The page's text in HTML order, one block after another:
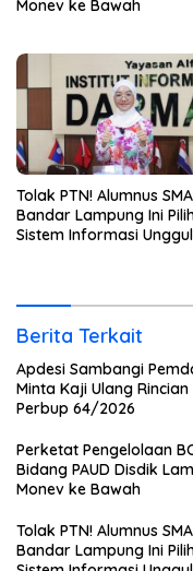
Monev ke Bawah
Tolak PTN! Alumnus
Bandar Lampung Ini
Sistem Informasi Unggul
Berita Terkait
Apdesi Sambangi
Minta Kaji Ulang Rincian
Perbup 64/2026
Perketat Pengelolaan
Bidang PAUD Disdik
Monev ke Bawah
Tolak PTN! Alumnus
Bandar Lampung Ini